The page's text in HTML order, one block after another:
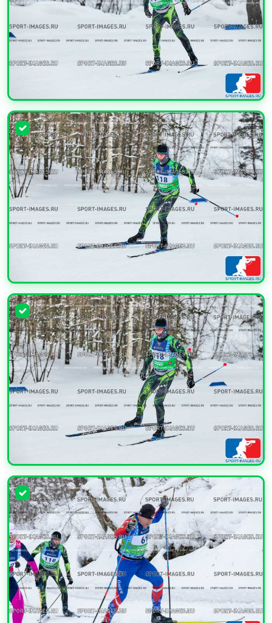
УВЕЛИЧИТЬ
УВЕЛИЧИТЬ
УВЕЛИЧИТЬ